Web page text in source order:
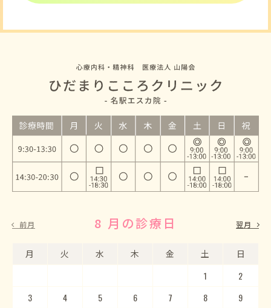
前月 8 月の診療日
月 火 水 木 金 土 日
1
2
3
4 5 6 7 8
9
9 月の診療日
月 火 水 木 金 土 日
5
6
7
8 9 10 11 12
13
翌月